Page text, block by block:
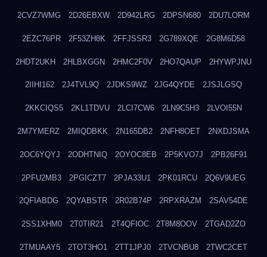
2CVZ7WMG 2D26EBXW 2D942LRG 2DPSN680 2DU7LORM
2EZC76PR 2F53ZH8K 2FFJSSR3 2G789XQE 2G8M6D58
2HDT2UKH 2HLBXGGN 2HMC2F0V 2HO7QAUP 2HYWPJNU
2IIHI162 2J4TVL9Q 2JDKS9WZ 2JG4QYDE 2JSJLGSQ
2KKCIQS5 2KL1TDVU 2LCI7CW6 2LN9C5H3 2LVOI55N
2M7YMERZ 2MIQDBKK 2N165DB2 2NFH8OET 2NXDJSMA
2OC6YQYJ 2ODHTNIQ 2OYOC8EB 2P5KVO7J 2PB26F91
2PFU2MB3 2PGICZT7 2PJA33U1 2PK01RCU 2Q6V9UEG
2QFIABDG 2QYABSTR 2R02B74P 2RPXRAZM 2SAV54DE
2SS1XHM0 2T0TIR21 2T4QFIOC 2T8M8OOV 2TGAD2ZO
2TMUAAY5 2TOT3HO1 2TT1JPJ0 2TVCNBU8 2TWC2CET